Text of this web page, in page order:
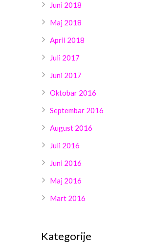
Juni 2018
Maj 2018
April 2018
Juli 2017
Juni 2017
Oktobar 2016
Septembar 2016
August 2016
Juli 2016
Juni 2016
Maj 2016
Mart 2016
Kategorije